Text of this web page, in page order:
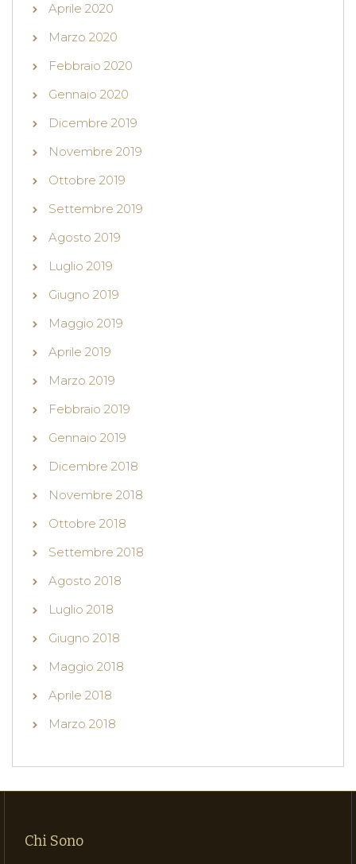
Aprile 2020
Marzo 2020
Febbraio 2020
Gennaio 2020
Dicembre 2019
Novembre 2019
Ottobre 2019
Settembre 2019
Agosto 2019
Luglio 2019
Giugno 2019
Maggio 2019
Aprile 2019
Marzo 2019
Febbraio 2019
Gennaio 2019
Dicembre 2018
Novembre 2018
Ottobre 2018
Settembre 2018
Agosto 2018
Luglio 2018
Giugno 2018
Maggio 2018
Aprile 2018
Marzo 2018
Chi Sono